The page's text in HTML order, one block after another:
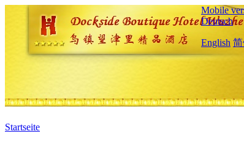
Mobile
Deutsch
English
Startseite